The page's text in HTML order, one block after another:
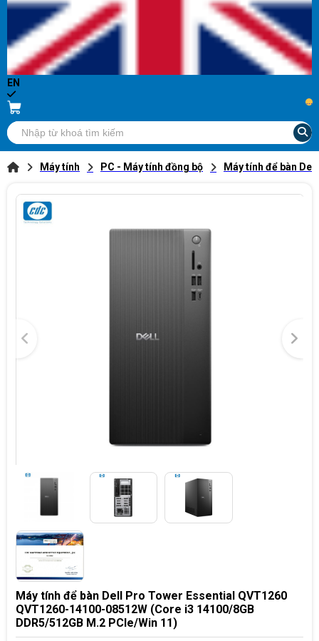
EN
...
Máy tính PC - Máy tính đồng bộ Máy tính để bàn Dell
Máy tính để bàn Dell Pro Tower Essential QVT1260
QVT1260-14100-08512W (Core i3 14100/8GB
DDR5/512GB M.2 PCIe/Win 11)